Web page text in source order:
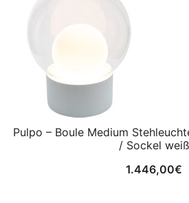
Pulpo – Boule Medium
/ Sockel weiß
1.446,00€